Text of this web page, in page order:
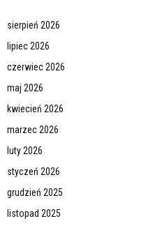
sierpień 2026
lipiec 2026
czerwiec 2026
maj 2026
kwiecień 2026
marzec 2026
luty 2026
styczeń 2026
grudzień 2025
listopad 2025